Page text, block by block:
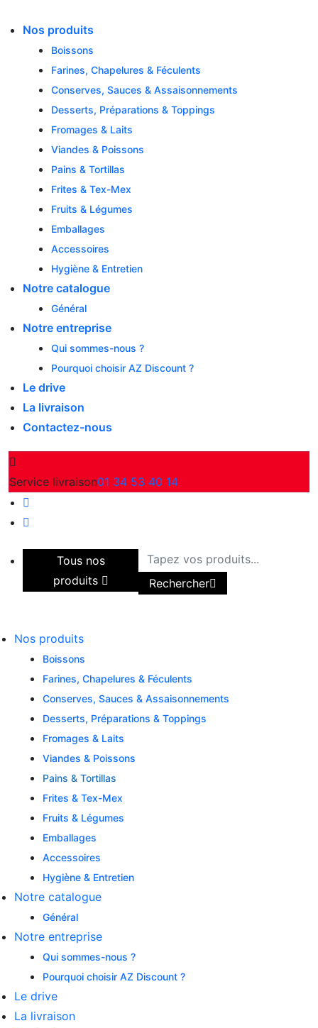
content
Nos produits
Boissons
Farines, Chapelures & Féculents
Conserves, Sauces & Assaisonnements
Desserts, Préparations & Toppings
Fromages & Laits
Viandes & Poissons
Pains & Tortillas
Frites & Tex-Mex
Fruits & Légumes
Emballages
Accessoires
Hygiène & Entretien
Notre catalogue
Général
Notre entreprise
Qui sommes-nous ?
Pourquoi choisir AZ Discount ?
Le drive
La livraison
Contactez-nous
Service livraison01 34 53 40 14
Tous nos
produits
Rechercher
Nos produits
Boissons
Farines, Chapelures & Féculents
Conserves, Sauces & Assaisonnements
Desserts, Préparations & Toppings
Fromages & Laits
Viandes & Poissons
Pains & Tortillas
Frites & Tex-Mex
Fruits & Légumes
Emballages
Accessoires
Hygiène & Entretien
Notre catalogue
Général
Notre entreprise
Qui sommes-nous ?
Pourquoi choisir AZ Discount ?
Le drive
La livraison